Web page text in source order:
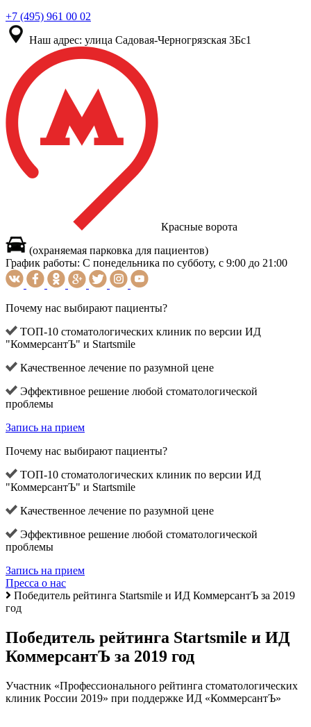
+7 (495) 961 00 02
Наш адрес: улица Садовая-Черногрязская 3Бс1
Красные ворота
(охраняемая парковка для пациентов)
График работы: С понедельника по субботу, с 9:00 до 21:00
Почему нас выбирают пациенты?
ТОП-10 стоматологических клиник по версии ИД
"КоммерсантЪ" и Startsmile
Качественное лечение по разумной цене
Эффективное решение любой стоматологической
проблемы
Запись на прием
Почему нас выбирают пациенты?
ТОП-10 стоматологических клиник по версии ИД
"КоммерсантЪ" и Startsmile
Качественное лечение по разумной цене
Эффективное решение любой стоматологической
проблемы
Запись на прием
Пресса о нас
Победитель рейтинга Startsmile и ИД КоммерсантЪ за 2019
год
Победитель рейтинга Startsmile и ИД
КоммерсантЪ за 2019 год
Участник «Профессионального рейтинга стоматологических
клиник России 2019» при поддержке ИД «КоммерсантЪ»